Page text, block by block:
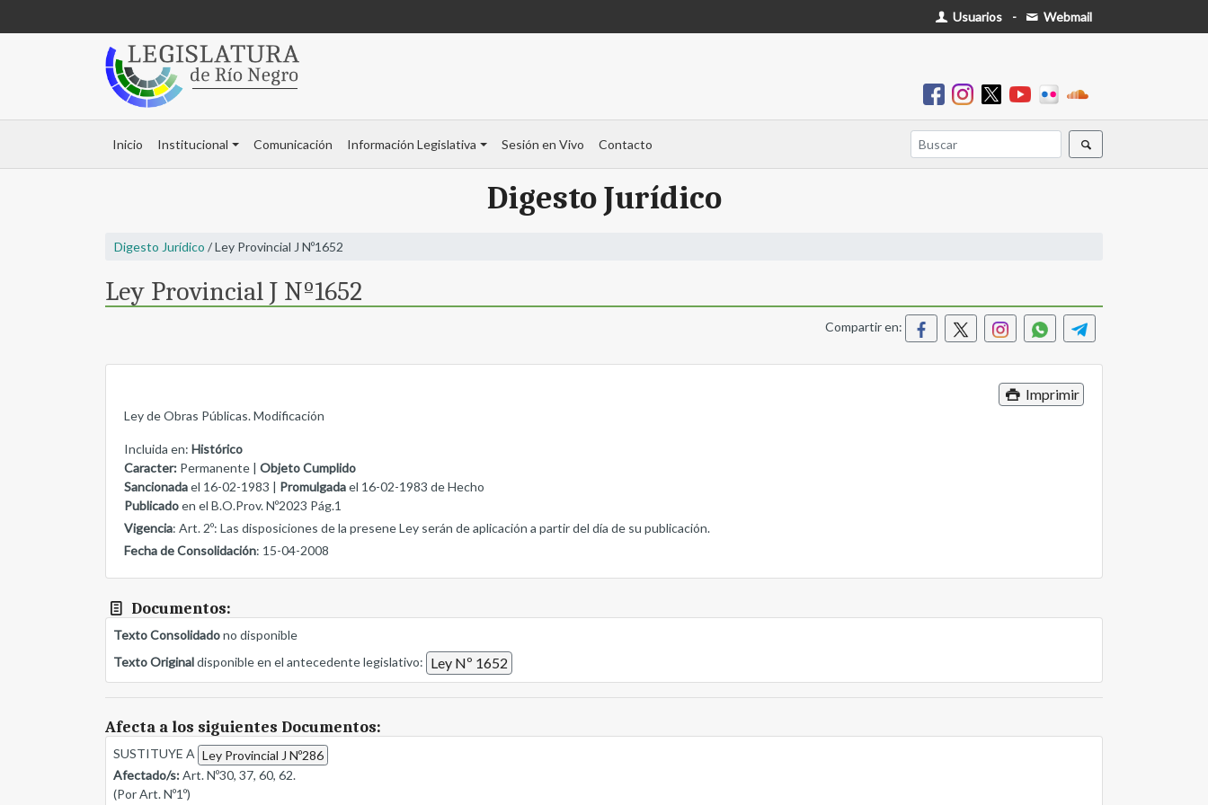
Usuarios - Webmail
Inicio Institucional Comunicación Información Legislativa Sesión en Vivo Contacto
Digesto Jurídico
Digesto Jurídico / Ley Provincial J Nº1652
Ley Provincial J Nº1652
Compartir en:
Imprimir
Ley de Obras Públicas. Modificación
Incluida en: Histórico
Caracter: Permanente | Objeto Cumplido
Sancionadael 16-02-1983 | Promulgadael 16-02-1983 de Hecho
Publicadoen el B.O.Prov. Nº2023 Pág.1
Vigencia: Art. 2º: Las disposiciones de la presene Ley serán de aplicación a partir del día de su publicación.
Fecha de Consolidación: 15-04-2008
Documentos:
Texto Consolidadono disponible
Texto Originaldisponible en el antecedente legislativo: Ley Nº 1652
Afecta a los siguientes Documentos:
SUSTITUYE A Ley Provincial J Nº286
Afectado/s:Art. Nº30, 37, 60, 62.
(Por Art. Nº1º)